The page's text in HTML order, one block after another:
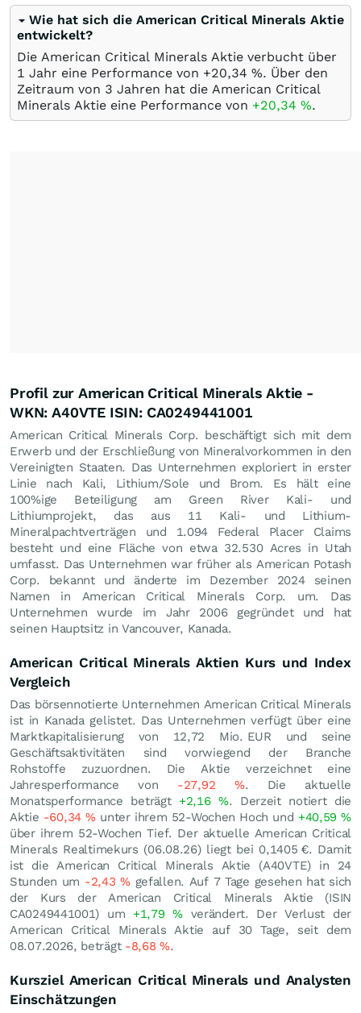
Wie hat sich die American Critical Minerals Aktie
entwickelt?
Die American Critical Minerals Aktie verbucht über
1 Jahr eine Performance von +20,34 %. Über den
Zeitraum von 3 Jahren hat die American Critical
Minerals Aktie eine Performance von +20,34 %.
Profil zur American Critical Minerals Aktie -
WKN: A40VTE ISIN: CA0249441001
American Critical Minerals Corp. beschäftigt sich mit dem
Erwerb und der Erschließung von Mineralvorkommen in den
Vereinigten Staaten. Das Unternehmen exploriert in erster
Linie nach Kali, Lithium/Sole und Brom. Es hält eine
100%ige Beteiligung am Green River Kali- und
Lithiumprojekt, das aus 11 Kali- und Lithium-
Mineralpachtverträgen und 1.094 Federal Placer Claims
besteht und eine Fläche von etwa 32.530 Acres in Utah
umfasst. Das Unternehmen war früher als American Potash
Corp. bekannt und änderte im Dezember 2024 seinen
Namen in American Critical Minerals Corp. um. Das
Unternehmen wurde im Jahr 2006 gegründet und hat
seinen Hauptsitz in Vancouver, Kanada.
American Critical Minerals Aktien Kurs und Index
Vergleich
Das börsennotierte Unternehmen American Critical Minerals
ist in Kanada gelistet. Das Unternehmen verfügt über eine
Marktkapitalisierung von 12,72 Mio. EUR und seine
Geschäftsaktivitäten sind vorwiegend der Branche
Rohstoffe zuzuordnen. Die Aktie verzeichnet eine
Jahresperformance von -27,92 %. Die aktuelle
Monatsperformance beträgt +2,16%. Derzeit notiert die
Aktie -60,34%unter ihrem 52-Wochen Hoch und +40,59%
über ihrem 52-Wochen Tief. Der aktuelle American Critical
Minerals Realtimekurs (06.08.26) liegt bei 0,1405 €. Damit
ist die American Critical Minerals Aktie (A40VTE) in 24
Stunden um -2,43%gefallen. Auf 7 Tage gesehen hat sich
der Kurs der American Critical Minerals Aktie (ISIN
CA0249441001) um +1,79%verändert. Der Verlust der
American Critical Minerals Aktie auf 30 Tage, seit dem
08.07.2026, beträgt -8,68%.
Kursziel American Critical Minerals und Analysten
Einschätzungen